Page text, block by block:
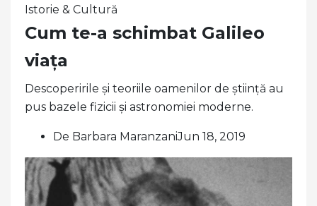
Istorie & Cultură
Cum te-a schimbat Galileo
viața
Descoperirile și teoriile oamenilor de știință au
pus bazele fizicii și astronomiei moderne.
De Barbara MaranzaniJun 18, 2019